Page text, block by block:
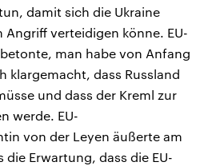
damit sich die Ukraine
Angriff verteidigen könne. EU-
man habe von Anfang
klargemacht, dass Russland
und dass der Kreml zur
werde. EU-
von der Leyen äußerte am
die Erwartung, dass die EU-